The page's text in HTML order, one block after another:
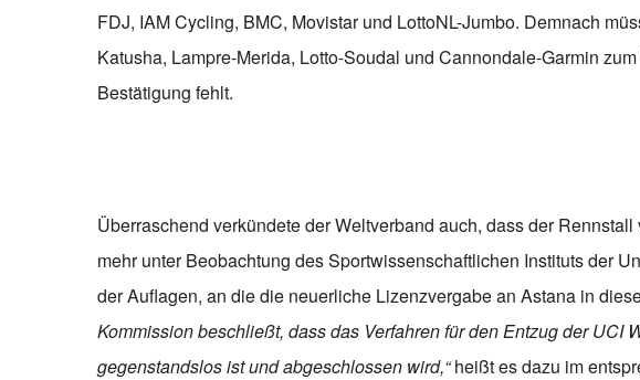
FDJ, IAM Cycling, BMC, Movistar und LottoNL-Jumbo. Demnach
Katusha, Lampre-Merida, Lotto-Soudal und Cannondale-Garmin
Bestätigung fehlt.
Überraschend verkündete der Weltverband auch, dass der
mehr unter Beobachtung des Sportwissenschaftlichen Instituts der
der Auflagen, an die die neuerliche Lizenzvergabe an Astana in
Kommission beschließt, dass das Verfahren für den Entzug der UCI
gegenstandslos ist und abgeschlossen wird,“heißt es dazu im